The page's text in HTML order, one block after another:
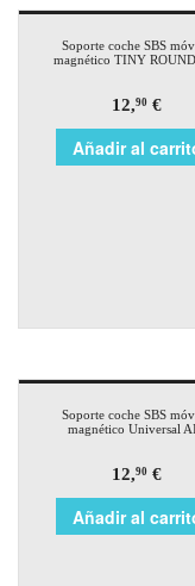
Soporte coche SBS
magnético TINY
12,90 €
Añadir al
Soporte coche SBS
magnético Universal
12,90 €
Añadir al